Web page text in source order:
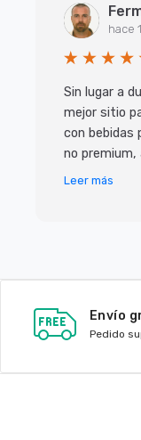
hace
Sin lugar a
mejor sitio
con bebidas
no premium,
inmejorable.
Leer más
Envío
Pedido